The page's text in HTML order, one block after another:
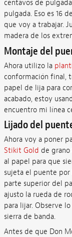
centavos de
pulgada. Eso es 16
que voy a trabajar.
madera de los
Montaje del
Ahora utilizo la
conformación final,
papel de lija para
acabado, estoy
encuentro mi línea
Lijado del
Ahora voy a poner
Stikit Gold de
al papel para que
sujeta el puente por
parte superior del
ajusto la rueda de
para lijar. Observe
sierra de banda.
Antes de que Don